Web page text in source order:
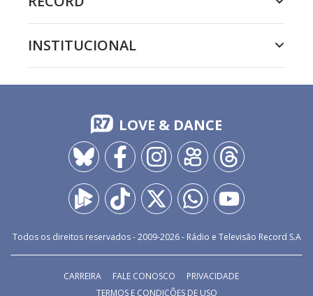
INSTITUCIONAL
LOVE & DANCE
Todos os direitos reservados - 2009-2026- Rádio e Televisão Record S.A
CARREIRA FALE CONOSCO
PRIVACIDADE
TERMOS E CONDIÇÕES DE USO